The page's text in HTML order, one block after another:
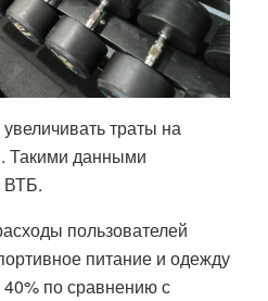
траты на
Такими данными
ВТБ.
пользователей
питание и одежду
по сравнению с